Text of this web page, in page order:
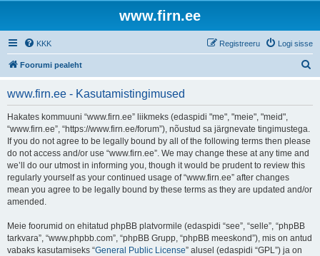
www.firn.ee
KKK Logi sisse
Registreeru
Foorumi pealeht
www.firn.ee - Kasutamistingimused
Hakates kommuuni “www.firn.ee” liikmeks (edaspidi "me", "meie", "meid",
“www.firn.ee”, “https://www.firn.ee/forum”), nõustud sa järgnevate tingimustega.
If you do not agree to be legally bound by all of the following terms then please
do not access and/or use “www.firn.ee”. We may change these at any time and
we’ll do our utmost in informing you, though it would be prudent to review this
regularly yourself as your continued usage of “www.firn.ee” after changes
mean you agree to be legally bound by these terms as they are updated and/or
amended.
Meie foorumid on ehitatud phpBB platvormile (edaspidi “see”, “selle”, “phpBB
tarkvara”, “www.phpbb.com”, “phpBB Grupp, “phpBB meeskond”), mis on antud
vabaks kasutamiseks “General Public License” alusel (edaspidi “GPL”) ja on